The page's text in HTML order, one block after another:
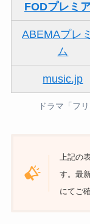
FODプレミ
ABEMAプレ
ム
music.jp
ドラマ「フ
上記の
す。最
にてご